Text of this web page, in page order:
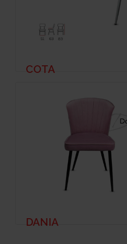
COTA
DANIA